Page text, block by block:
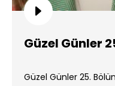
Güzel Günler
Güzel Günler 25.